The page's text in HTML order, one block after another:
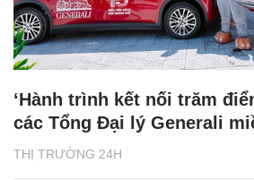
THỊ TRƯỜNG 24H
‘Hành trình kết nối trăm
các Tổng Đại lý Generali